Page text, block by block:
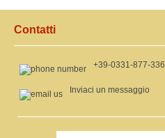
Contatti
+39-0331-877-336
Inviaci un messaggio